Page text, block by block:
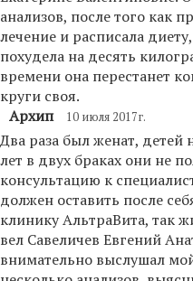
анализов, после того как
лечение и расписала
похудела на десять
времени она перестанет
круги своя.
Архип
10 июля 2017г.
Два раза был женат, детей
лет в двух браках они не
консультацию к
должен оставить после
клинику АльтраВита, так
вел Савеличев Евгений
внимательно выслушал